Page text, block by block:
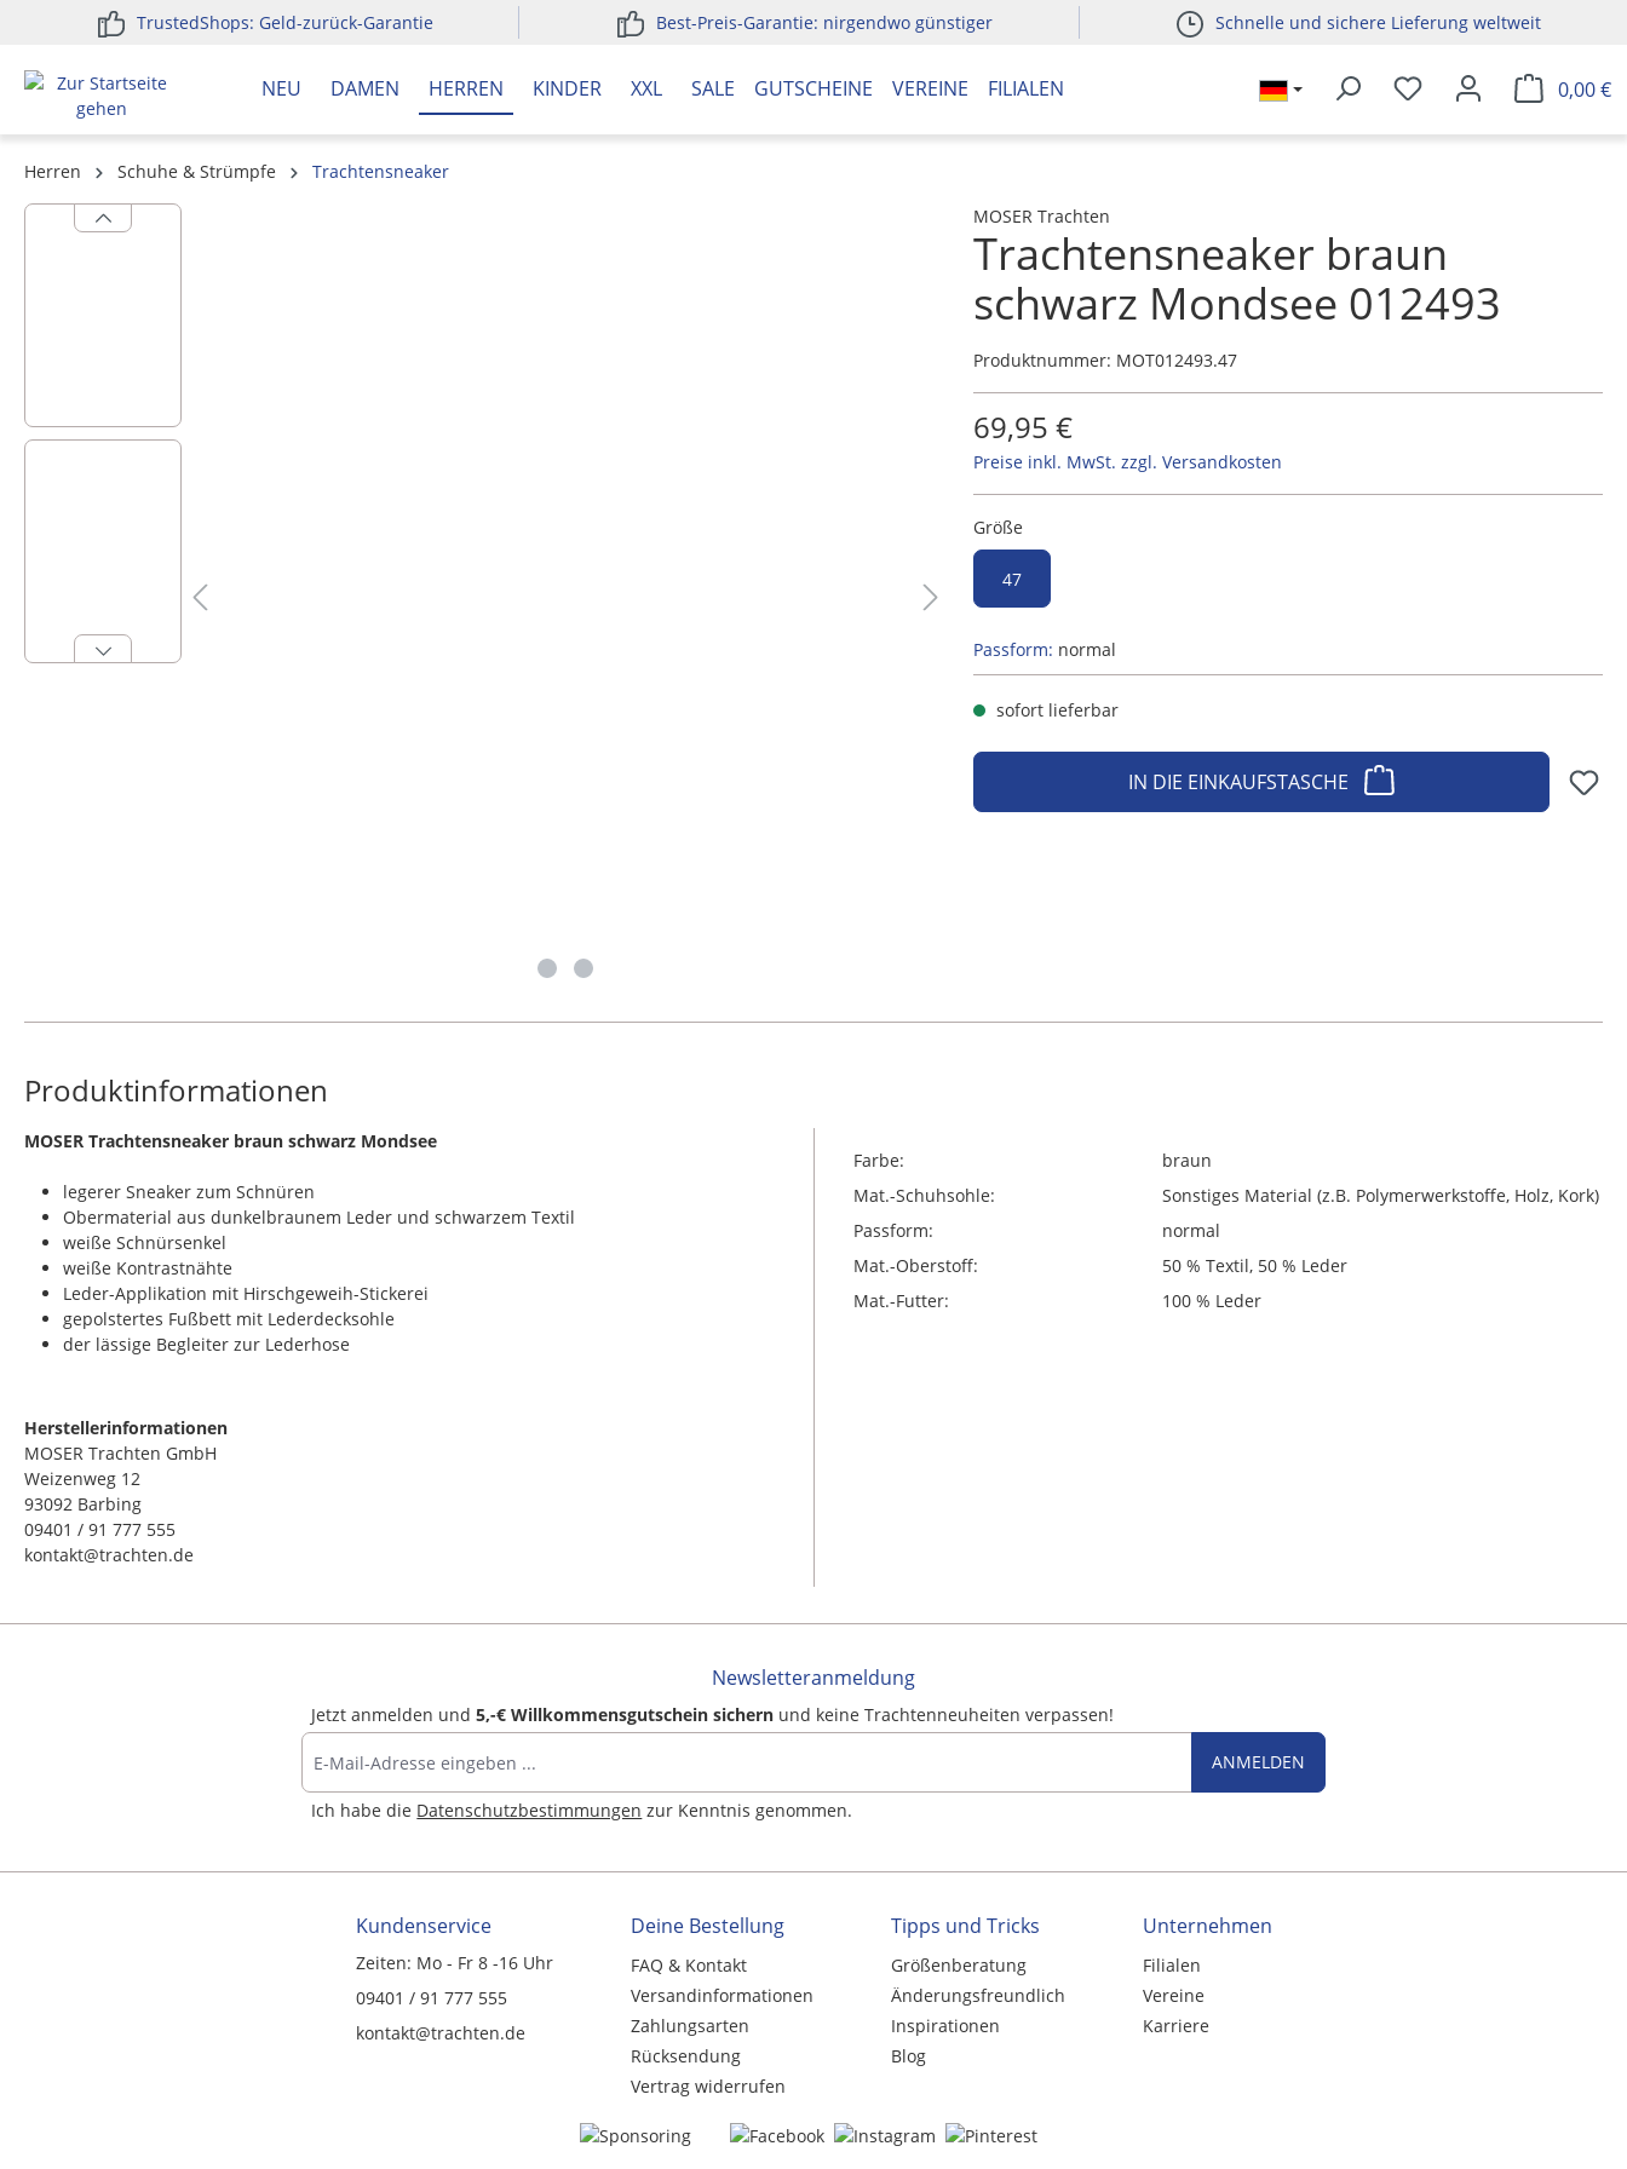
Zur Hauptnavigation springen
TrustedShops: Geld-zurück-Garantie Best-Preis-Garantie: nirgendwo günstiger Schnelle und sichere Lieferung weltweit
NEU DAMEN HERREN KINDER XXL SALE GUTSCHEINE VEREINE FILIALEN 0,00 €
Herren Schuhe & Strümpfe
Trachtensneaker
Bildergalerie überspringen
MOSER Trachten
Trachtensneaker braun
schwarz Mondsee 012493
Produktnummer: MOT012493.47
69,95 €
Preise inkl. MwSt. zzgl. Versandkosten
Größe
47
Passform: normal
sofort lieferbar
IN DIE EINKAUFSTASCHE
Produktinformationen
​MOSER Trachtensneaker braun schwarz Mondsee
legerer Sneaker zum Schnüren
Obermaterial aus dunkelbraunem Leder und schwarzem Textil
weiße Schnürsenkel
weiße Kontrastnähte
Leder-Applikation mit Hirschgeweih-Stickerei
gepolstertes Fußbett mit Lederdecksohle
der lässige Begleiter zur Lederhose
Herstellerinformationen
MOSER Trachten GmbH
Weizenweg 12
93092 Barbing
09401 / 91 777 555
kontakt@trachten.de
Farbe:
braun
Mat.-Schuhsohle:
Sonstiges Material (z.B. Polymerwerkstoffe, Holz, Kork)
Passform:
normal
Mat.-Oberstoff:
50 % Textil, 50 % Leder
Mat.-Futter:
100 % Leder
Newsletteranmeldung
Jetzt anmelden und5,-€ Willkommensgutschein sichern und keine Trachtenneuheiten verpassen!
ANMELDEN
Ich habe die Datenschutzbestimmungen zur Kenntnis genommen.
Kundenservice
Zeiten: Mo - Fr 8 -16 Uhr
09401 / 91 777 555
kontakt@trachten.de
Deine Bestellung
FAQ & Kontakt
Versandinformationen
Zahlungsarten
Rücksendung
Vertrag widerrufen
Tipps und Tricks
Größenberatung
Änderungsfreundlich
Inspirationen
Blog
Unternehmen
Filialen
Vereine
Karriere